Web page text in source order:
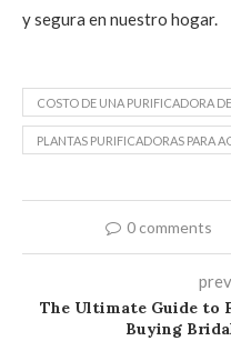
y segura en nuestro hogar.
COSTO DE UNA PURIFICADORA
PLANTAS PURIFICADORAS PARA
0 comments
The Ultimate Guide to
Buying